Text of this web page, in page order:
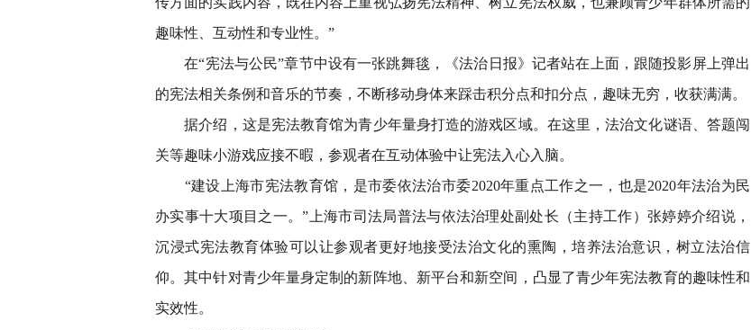
趣味性、互动性和专业性。”
在“宪法与公民”章节中设有一张跳舞毯，《法治日报》记者站在上面，跟随投影屏上弹出
的宪法相关条例和音乐的节奏，不断移动身体来踩击积分点和扣分点，趣味无穷，收获满满。
据介绍，这是宪法教育馆为青少年量身打造的游戏区域。在这里，法治文化谜语、答题闯
关等趣味小游戏应接不暇，参观者在互动体验中让宪法入心入脑。
“建设上海市宪法教育馆，是市委依法治市委2020年重点工作之一，也是2020年法治为民
办实事十大项目之一。”上海市司法局普法与依法治理处副处长（主持工作）张婷婷介绍说，
沉浸式宪法教育体验可以让参观者更好地接受法治文化的熏陶，培养法治意识，树立法治信
仰。其中针对青少年量身定制的新阵地、新平台和新空间，凸显了青少年宪法教育的趣味性和
实效性。